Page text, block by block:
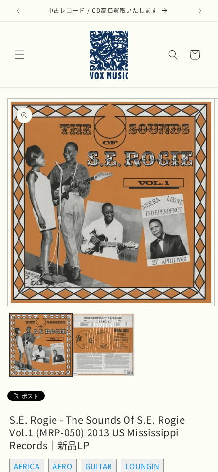
ンツに
中古レコード / CD高価買取いたします
ー
商品情
報にス
キップ
モ
ー
ダ
ル
で
メ
デ
ィ
ア
を
開
S.E. Rogie - The Sounds Of S.E. Rogie
Vol.1 (MRP-050) 2013 US Mississippi
Records｜新品LP
AFRICA AFRO GUITAR
LOUNGIN